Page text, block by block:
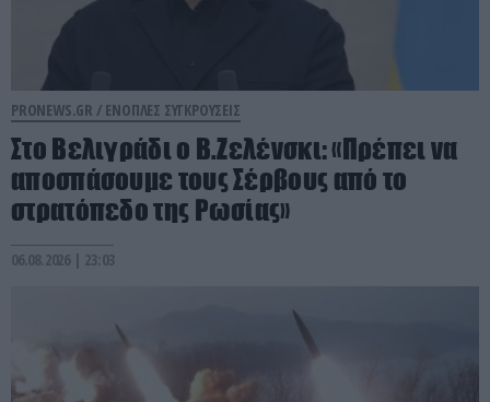
PRONEWS.GR / ΕΝΟΠΛΕΣ ΣΥΓΚΡΟΥΣΕΙΣ
Στο Βελιγράδι ο Β.Ζελένσκι: «Πρέπει να
αποσπάσουμε τους Σέρβους από το
στρατόπεδο της Ρωσίας»
06.08.2026 | 23:03